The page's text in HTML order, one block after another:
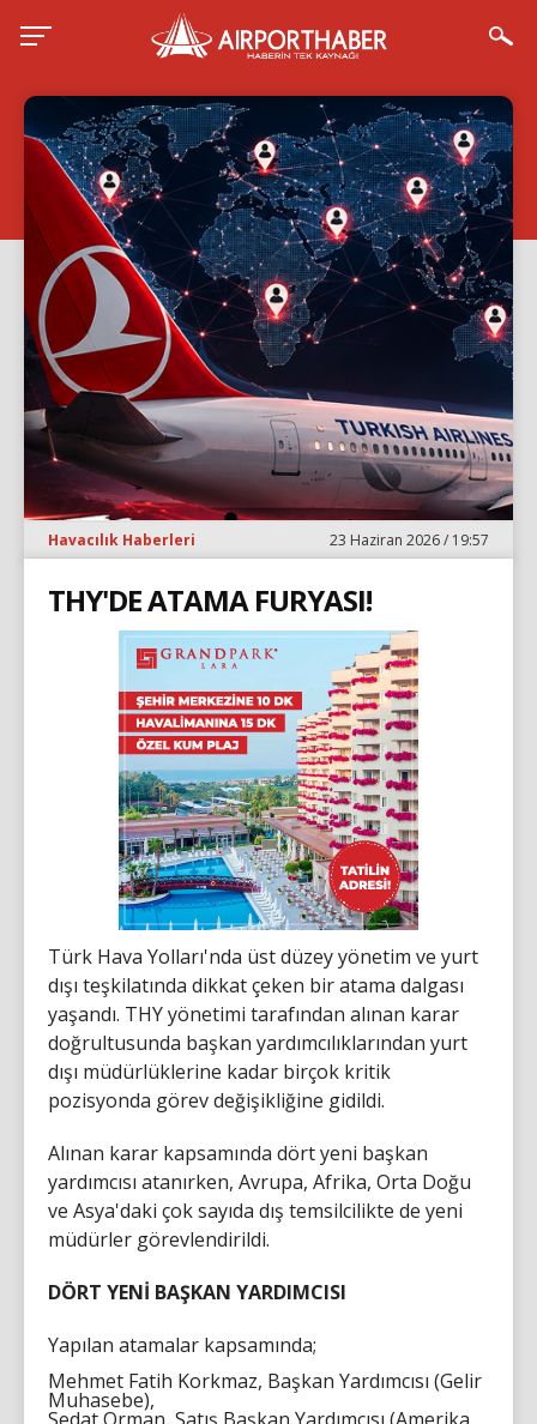
Havacılık Haberleri 23 Haziran 2026 / 19:57
THY'DE ATAMA FURYASI!
Türk Hava Yolları'nda üst düzey yönetim ve yurt
dışı teşkilatında dikkat çeken bir atama dalgası
yaşandı. THY yönetimi tarafından alınan karar
doğrultusunda başkan yardımcılıklarından yurt
dışı müdürlüklerine kadar birçok kritik
pozisyonda görev değişikliğine gidildi.
Alınan karar kapsamında dört yeni başkan
yardımcısı atanırken, Avrupa, Afrika, Orta Doğu
ve Asya'daki çok sayıda dış temsilcilikte de yeni
müdürler görevlendirildi.
DÖRT YENİ BAŞKAN YARDIMCISI
Yapılan atamalar kapsamında;
Mehmet Fatih Korkmaz, Başkan Yardımcısı (Gelir
Muhasebe),
Sedat Orman, Satış Başkan Yardımcısı (Amerika